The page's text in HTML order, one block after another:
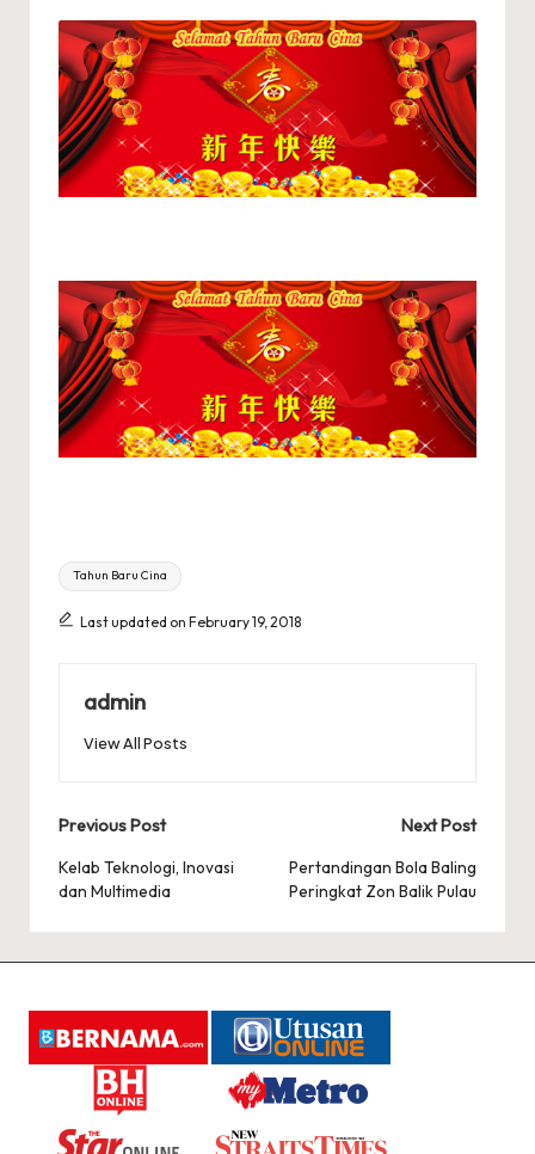
R
A
Tags:
Tahun Baru Cina
Last updated on February 19, 2018
admin
View All Posts
Post
navigation
Previous Post
Kelab Teknologi, Inovasi
dan Multimedia
Next Post
Pertandingan Bola Baling
Peringkat Zon Balik Pulau